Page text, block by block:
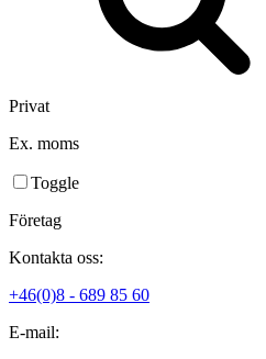
Privat
Ex. moms
Toggle
Företag
Kontakta oss:
+46(0)8 - 689 85 60
E-mail: